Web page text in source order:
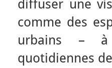
diffuser une
comme des
urbains – à
quotidiennes